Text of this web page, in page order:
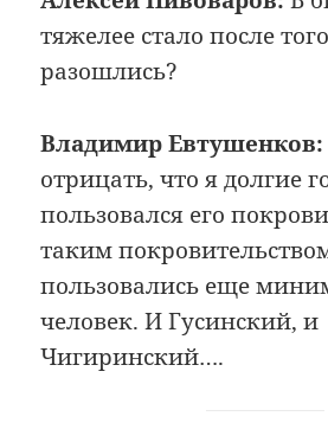
тяжелее стало после
разошлись?
Владимир Евтушенков:
отрицать, что я долгие
пользовался его
таким
пользовались еще
человек. И Гусинский, и
Чигиринский….